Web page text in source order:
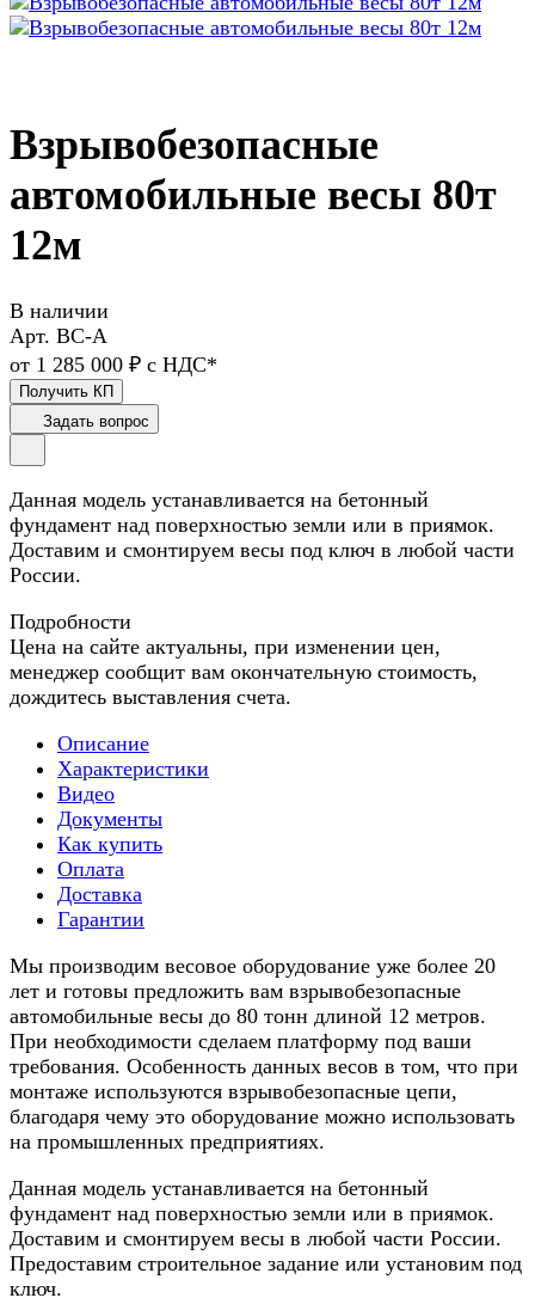
Взрывобезопасные
автомобильные весы 80т
12м
В наличии
Арт. ВС-А
от 1 285 000 ₽ с НДС*
Получить КП
Задать вопрос
Данная модель устанавливается на бетонный
фундамент над поверхностью земли или в приямок.
Доставим и смонтируем весы под ключ в любой части
России.
Подробности
Цена на сайте актуальны, при изменении цен,
менеджер сообщит вам окончательную стоимость,
дождитесь выставления счета.
Описание
Характеристики
Видео
Документы
Как купить
Оплата
Доставка
Гарантии
Мы производим весовое оборудование уже более 20
лет и готовы предложить вам взрывобезопасные
автомобильные весы до 80 тонн длиной 12 метров.
При необходимости сделаем платформу под ваши
требования. Особенность данных весов в том, что при
монтаже используются взрывобезопасные цепи,
благодаря чему это оборудование можно использовать
на промышленных предприятиях.
Данная модель устанавливается на бетонный
фундамент над поверхностью земли или в приямок.
Доставим и смонтируем весы в любой части России.
Предоставим строительное задание или установим под
ключ.